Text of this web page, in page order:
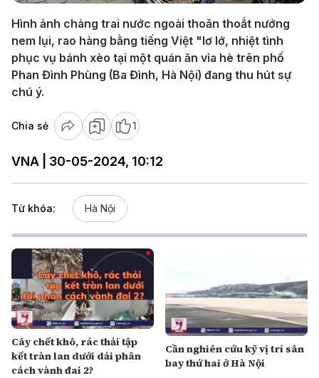
Hình ảnh chàng trai nước ngoài thoăn thoắt nướng
nem lụi, rao hàng bằng tiếng Việt "lơ lớ, nhiệt tình
phục vụ bánh xèo tại một quán ăn vỉa hè trên phố
Phan Đình Phùng (Ba Đình, Hà Nội) đang thu hút sự
chú ý.
Chia sẻ 1
VNA | 30-05-2024, 10:12
Từ khóa: Hà Nội
Cây chết khô, rác thải tập
kết tràn lan dưới dải phân
cách vành đai 2?
Cần nghiên cứu kỹ vị trí sân
bay thứ hai ở Hà Nội